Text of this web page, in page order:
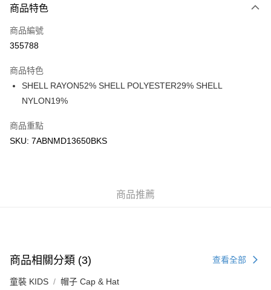
信用卡
Apple Pay
AlipayHK
WeChat Pay
商品特色
商品編號
355788
商品特色
SHELL RAYON52% SHELL POLYESTER29% SHELL
NYLON19%
商品重點
SKU: 7ABNMD13650BKS
商品推薦
商品相關分類 (3) 查看全部
童裝 KIDS 帽子 Cap & Hat